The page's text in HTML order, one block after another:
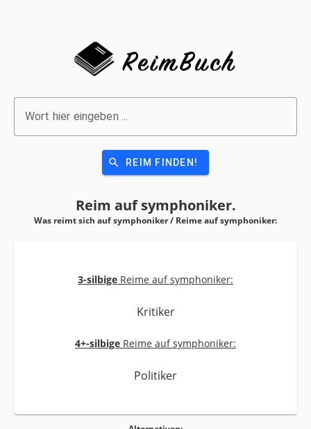
Wort hier eingeben ...
search REIM FINDEN!
Reim aufsymphoniker.
Was reimt sich auf symphoniker / Reime aufsymphoniker:
3-silbige Reime auf symphoniker:
Kritiker
4+-silbige Reime auf symphoniker:
Politiker